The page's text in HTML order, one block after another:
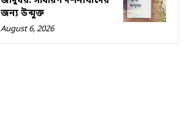
জন্য উন্মুক্ত
August 6, 2026